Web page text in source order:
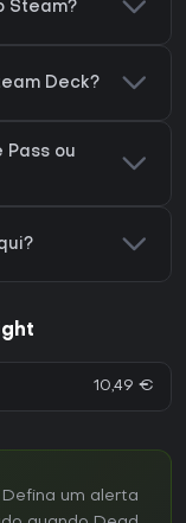
Steam?
Deck?
Pass ou
10,49 €
um alerta